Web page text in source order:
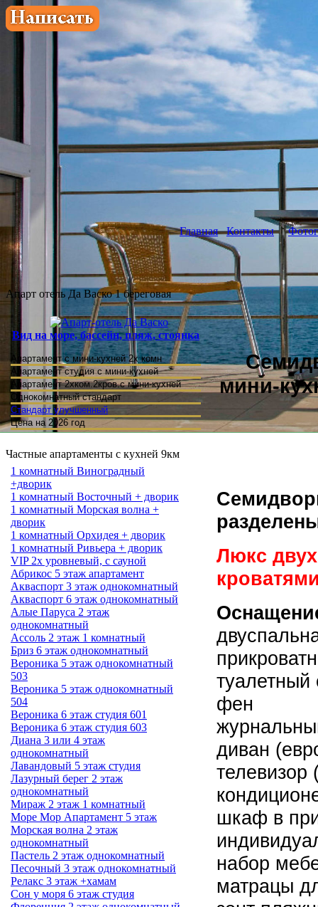
Главная Контакты
Апарт отель Да Васко 1 береговая
Вид на море, бассейн, пляж, стоянка
Апартамент с мини-кухней 2х комн
Апартамент студияс мини-кухней
Апартамент 2хком.2кров.с мини-кухней
Однокомнатный стандарт
Стандарт улучшенный
Цена на 2026 год
Частные апартаменты с кухней 9км
1 комнатный Виноградный
+дворик
1 комнатный Восточный + дворик
1 комнатный Морская волна +
дворик
1 комнатный Орхидея + дворик
1 комнатный Ривьера + дворик
VIP 2х уровневый, с сауной
Абрикос 5 этаж апартамент
Акваспорт 3 этаж однокомнатный
Акваспорт 6 этаж однокомнатный
Алые Паруса 2 этаж
однокомнатный
Ассоль 2 этаж 1 комнатный
Бриз 6 этаж однокомнатный
Вероника 5 этаж однокомнатный
503
Вероника 5 этаж однокомнатный
504
Вероника 6 этаж студия 601
Вероника 6 этаж студия 603
Диана 3 или 4 этаж
однокомнатный
Лавандовый 5 этаж студия
Лазурный берег 2 этаж
однокомнатный
Мираж 2 этаж 1 комнатный
Море Мор Апартамент 5 этаж
Морская волна 2 этаж
однокомнатный
Пастель 2 этаж однокомнатный
Песочный 3 этаж однокомнатный
Релакс 3 этаж +хамам
Сон у моря 6 этаж студия
мини-
Люкс
туалетный
фен
диван
телевизор
шкаф в
набор
матрацы